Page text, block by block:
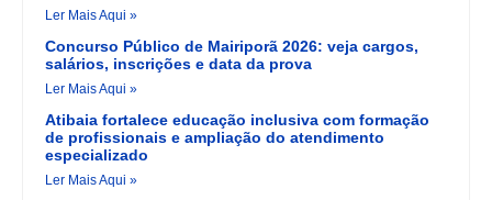
Ler Mais Aqui »
Concurso Público de Mairiporã 2026: veja cargos,
salários, inscrições e data da prova
Ler Mais Aqui »
Atibaia fortalece educação inclusiva com formação
de profissionais e ampliação do atendimento
especializado
Ler Mais Aqui »